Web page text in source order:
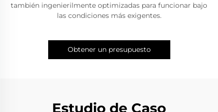
también ingenierilmente optimizadas para funcionar bajo
las condiciones más exigentes.
Obtener un presupuesto
Estudio de Caso